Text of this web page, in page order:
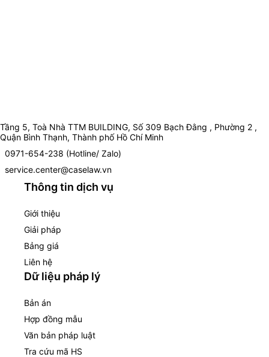
Tầng 5, Toà Nhà TTM BUILDING, Số 309 Bạch Đằng , Phường 2 ,
Quận Bình Thạnh, Thành phố Hồ Chí Minh
0971-654-238 (Hotline/ Zalo)
service.center@caselaw.vn
Thông tin dịch vụ
Giới thiệu
Giải pháp
Bảng giá
Liên hệ
Dữ liệu pháp lý
Bản án
Hợp đồng mẫu
Văn bản pháp luật
Tra cứu mã HS